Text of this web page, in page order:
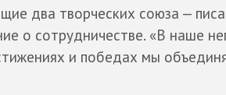
два творческих союза —
о сотрудничестве. «В наше
и победах мы